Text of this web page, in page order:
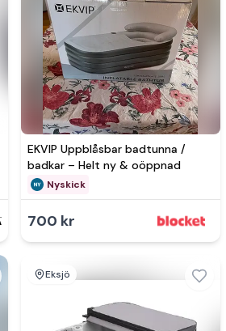
EKVIP Uppblåsbar badtunna /
badkar – Helt ny & oöppnad
Nyskick
700 kr
Eksjö